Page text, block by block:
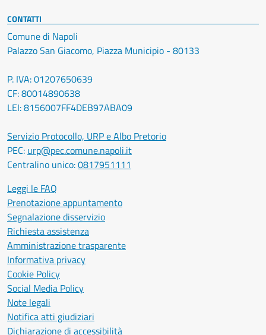
CONTATTI
Comune di Napoli
Palazzo San Giacomo, Piazza Municipio - 80133
P. IVA: 01207650639
CF: 80014890638
LEI: 8156007FF4DEB97ABA09
Servizio Protocollo, URP e Albo Pretorio
PEC: urp@pec.comune.napoli.it
Centralino unico:0817951111
Leggi le FAQ
Prenotazione appuntamento
Segnalazione disservizio
Richiesta assistenza
Amministrazione trasparente
Informativa privacy
Cookie Policy
Social Media Policy
Note legali
Notifica atti giudiziari
Dichiarazione di accessibilità